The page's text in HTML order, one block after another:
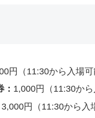
円（11:30から入場可
1,000円（11:30から
3,000円（11:30から入